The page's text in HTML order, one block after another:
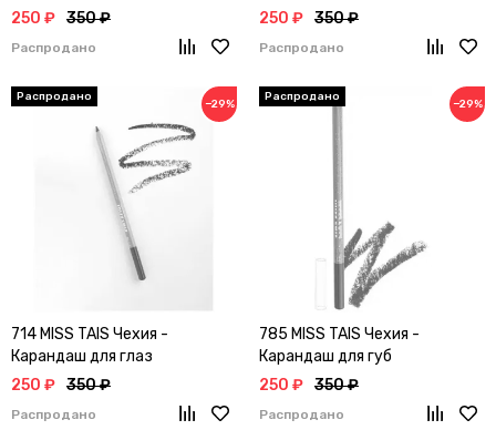
250 ₽ 350 ₽
Распродано
250 ₽ 350 ₽
Распродано
−29%
714 MISS TAIS Чехия -
Карандаш для глаз
250 ₽ 350 ₽
Распродано
−29%
785 MISS TAIS Чехия -
Карандаш для губ
250 ₽ 350 ₽
Распродано